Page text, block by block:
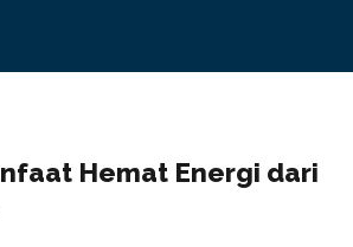
Hemat Energi dari